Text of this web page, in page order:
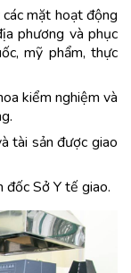
mặt hoạt động
phương và phục
mỹ phẩm, thực
kiểm nghiệm và
tài sản được giao
đốc Sở Y tế giao.